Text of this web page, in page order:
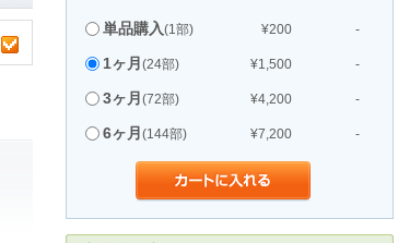
単品購入(1部) ¥200 -
1ヶ月 (24部) ¥1,500 -
3ヶ月 (72部) ¥4,200 -
6ヶ月 (144部) ¥7,200 -